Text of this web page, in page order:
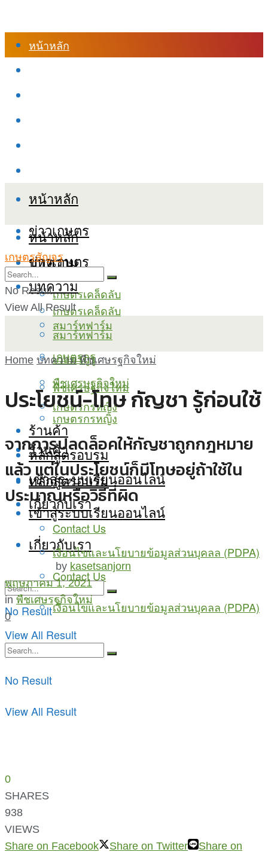
หน้าหลัก
หน้าหลัก
ข่าวเกษตร
บทความ
เกษตรเคล็ดลับ
สมาร์ทฟาร์ม
เกษตรกูรู
พืชเศรษฐกิจใหม่
เกษตรกรหญิง
ร้านค้า
หลักสูตรอบรม
เข้าสู่ระบบเรียนออนไลน์
เกี่ยวกับเรา
Contact Us
เงื่อนไขและนโยบายข้อมูลส่วนบุคลล (PDPA)
No Result
View All Result
หน้าหลัก
ข่าวเกษตร
บทความ
เกษตรเคล็ดลับ
สมาร์ทฟาร์ม
เกษตรกูรู
พืชเศรษฐกิจใหม่
เกษตรกรหญิง
ร้านค้า
หลักสูตรอบรม
เข้าสู่ระบบเรียนออนไลน์
เกี่ยวกับเรา
Contact Us
เงื่อนไขและนโยบายข้อมูลส่วนบุคลล (PDPA)
No Result
View All Result
เกษตรสัญจร
No Result
View All Result
Home บทความ พืชเศษรฐกิจใหม่
ประโยชน์-โทษ กัญชา รู้ก่อนใช้
จากการปลดล็อคให้กัญชาถูกกฎหมาย
แล้ว แต่ในประโยชน์ก็มีโทษอยู่ถ้าใช้ใน
ประมาณหรือวิธีที่ผิด
by kasetsanjorn
พฤษภาคม 1, 2021
in พืชเศษรฐกิจใหม่
0
0
SHARES
938
VIEWS
Share on Facebook
Share on Twitter
Share on